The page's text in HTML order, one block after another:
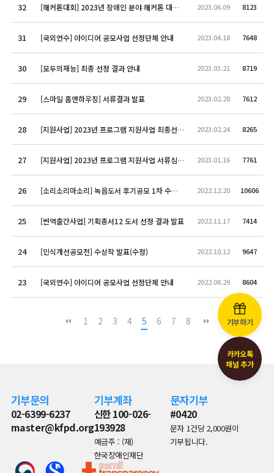
32 [해커톤대회] 2023년 장애인 분야 해커톤 대회(장애플러스기술) 심사결과 발표 지연 안내 2023.06.09 8123
31 [국외연수] 아이디어 공모사업 선정단체 안내 2023.04.18 7648
30 [모두의재능] 최종 선정 결과 안내 2023.03.21 8719
29 [스마일 홈앤하우징] 서류결과 발표 2023.02.28 7612
28 [지원사업] 2023년 프로그램 지원사업 최종선정단체 결과발표 안내 2023.02.24 8265
27 [지원사업] 2023년 프로그램 지원사업 서류심사 결과 안내 2023.01.16 7761
26 [소리소리마소리] 녹음도서 후기공모 1차 수상자 발표 2022.12.20 10606
25 [번역출간사업] 기획총서12 도서 선정 결과 발표 2022.11.17 7414
24 [인식개선공모전] 수상작 발표(수정) 2022.10.12 9647
23 [국외연수] 아이디어 공모사업 선정단체 안내 2022.08.29 8604
1 2 3 4 5 6 7 8 기부하기
카카오톡
채널 추가
기부문의
02-6399-6237
master@kfpd.org
기부계좌
신한 100-026-
193928
예금주 : (재)
한국장애인재단
문자기부
#0420
문자 1건당 2,000원이
기부됩니다.